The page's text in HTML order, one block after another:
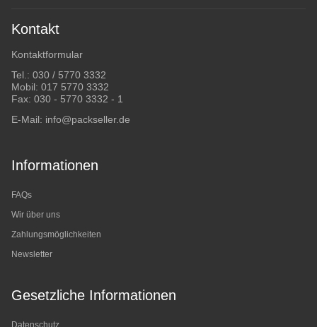
Kontakt
Kontaktformular
Tel.: 030 / 5770 3332
Mobil: 017 5770 3332
Fax: 030 - 5770 3332 - 1
E-Mail: info@packseller.de
Informationen
FAQs
Wir über uns
Zahlungsmöglichkeiten
Newsletter
Gesetzliche Informationen
Datenschutz